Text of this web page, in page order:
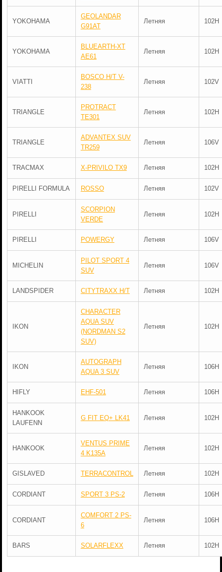
YOKOHAMA
GEOLANDAR
G91AT
Летняя 102H
YOKOHAMA
BLUEARTH-XT
AE61
Летняя 102H
VIATTI
BOSCO H/T V-
238
Летняя 102V
TRIANGLE
PROTRACT
TE301
Летняя 102H
TRIANGLE
ADVANTEX SUV
TR259
Летняя 106V
TRACMAX X-PRIVILO TX9 Летняя 102H
PIRELLI FORMULA ROSSO Летняя 102V
PIRELLI
SCORPION
VERDE
Летняя 102H
PIRELLI POWERGY Летняя 106V
MICHELIN
PILOT SPORT 4
SUV
Летняя 106V
LANDSPIDER CITYTRAXX H/T Летняя 102H
IKON
CHARACTER
AQUA SUV
(NORDMAN S2
SUV)
Летняя 102H
IKON
AUTOGRAPH
AQUA 3 SUV
Летняя 106H
HIFLY EHF-501 Летняя 106H
HANKOOK
LAUFENN
G FIT EQ+ LK41 Летняя 102H
HANKOOK
VENTUS PRIME
4 K135A
Летняя 102H
GISLAVED TERRACONTROL Летняя 102H
CORDIANT SPORT 3 PS-2 Летняя 106H
CORDIANT
COMFORT 2 PS-
6
Летняя 106H
BARS SOLARFLEXX Летняя 102H